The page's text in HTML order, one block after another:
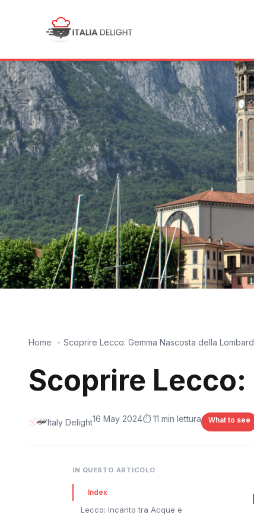
Home Scoprire Lecco: Gemma Nascosta della
Scoprire
Italy Delight16 May 2024⏱️ 11 min lettura What to see
IN QUESTO ARTICOLO
Index
Lecco: Incanto tra Acque e